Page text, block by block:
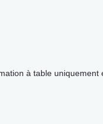
à table uniquement